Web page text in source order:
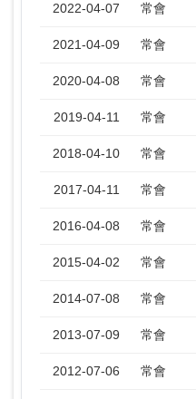
2022-04-07 常會
2021-04-09 常會
2020-04-08 常會
2019-04-11 常會
2018-04-10 常會
2017-04-11 常會
2016-04-08 常會
2015-04-02 常會
2014-07-08 常會
2013-07-09 常會
2012-07-06 常會